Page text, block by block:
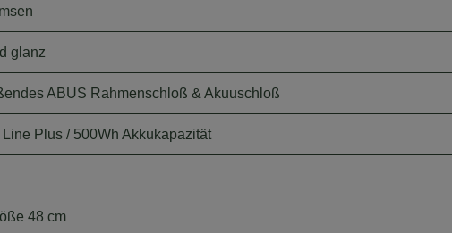
glanz
ABUS Rahmenschloß & Akuuschloß
Line Plus / 500Wh Akkukapazität
48 cm